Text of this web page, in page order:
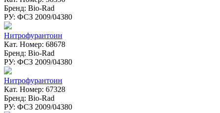
Бренд: Bio-Rad
РУ: ФСЗ 2009/04380
Нитрофурантоин
Кат. Номер: 68678
Бренд: Bio-Rad
РУ: ФСЗ 2009/04380
Нитрофурантоин
Кат. Номер: 67328
Бренд: Bio-Rad
РУ: ФСЗ 2009/04380